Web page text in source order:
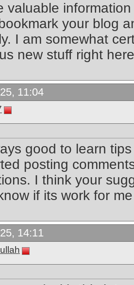
valuable
your blog
I am somewhat
new stuff right
11:04
good to learn
posting
I think your
if its work for
14:11